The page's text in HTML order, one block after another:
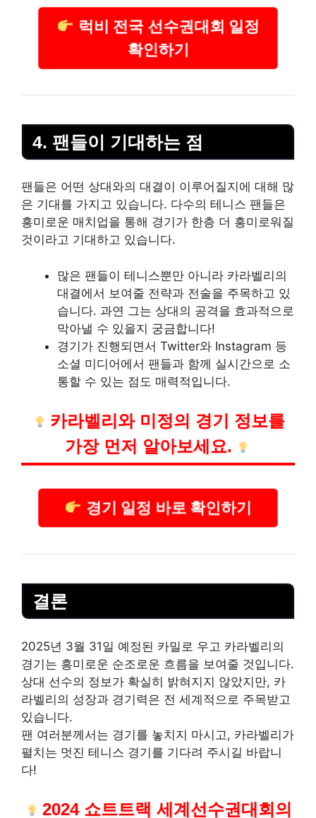
럭비 전국 선수권대회 일정
확인하기
4. 팬들이 기대하는 점
팬들은 어떤 상대와의 대결이 이루어질지에 대해 많
은 기대를 가지고 있습니다. 다수의 테니스 팬들은
흥미로운 매치업을 통해 경기가 한층 더 흥미로워질
것이라고 기대하고 있습니다.
많은 팬들이 테니스뿐만 아니라 카라벨리의
대결에서 보여줄 전략과 전술을 주목하고 있
습니다. 과연 그는 상대의 공격을 효과적으로
막아낼 수 있을지 궁금합니다!
경기가 진행되면서 Twitter와 Instagram 등
소셜 미디어에서 팬들과 함께 실시간으로 소
통할 수 있는 점도 매력적입니다.
카라벨리와 미정의 경기 정보를
가장 먼저 알아보세요.
경기 일정 바로 확인하기
결론
2025년 3월 31일 예정된 카밀로 우고 카라벨리의
경기는 흥미로운 순조로운 흐름을 보여줄 것입니다.
상대 선수의 정보가 확실히 밝혀지지 않았지만, 카
라벨리의 성장과 경기력은 전 세계적으로 주목받고
있습니다.
팬 여러분께서는 경기를 놓치지 마시고, 카라벨리가
펼치는 멋진 테니스 경기를 기다려 주시길 바랍니
다!
2024 쇼트트랙 세계선수권대회의